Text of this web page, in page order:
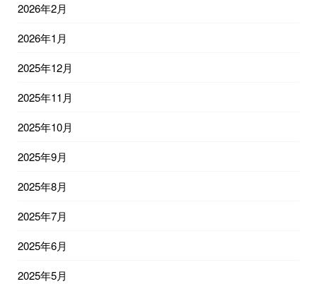
2026年2月
2026年1月
2025年12月
2025年11月
2025年10月
2025年9月
2025年8月
2025年7月
2025年6月
2025年5月